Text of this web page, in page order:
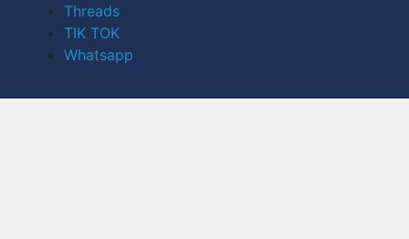
Threads
TIK TOK
Whatsapp